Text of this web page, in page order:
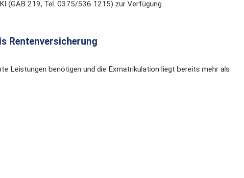
(GAB 219, Tel. 0375/536 1215) zur Verfügung.
Rentenversicherung
Leistungen benötigen und die Exmatrikulation liegt bereits mehr als